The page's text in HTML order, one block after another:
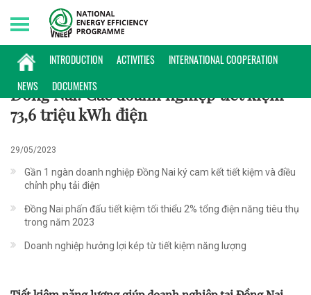
INTRODUCTION ACTIVITIES
INTERNATIONAL COOPERATION
NEWS
DOCUMENTS
Monday, 10/08/2026 | 00:13 GMT+7
HOẠT ĐỘNG
Đồng Nai: Các doanh nghiệp tiết kiệm
73,6 triệu kWh điện
29/05/2023
Gần 1 ngàn doanh nghiệp Đồng Nai ký cam kết tiết kiệm và điều
chỉnh phụ tải điện
Đồng Nai phấn đấu tiết kiệm tối thiểu 2% tổng điện năng tiêu thụ
trong năm 2023
Doanh nghiệp hưởng lợi kép từ tiết kiệm năng lượng